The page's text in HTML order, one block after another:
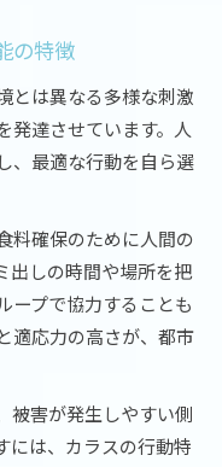
の特徴
とは異なる多様な刺激
発達させています。人
、最適な行動を自ら選
料確保のために人間の
出しの時間や場所を把
ープで協力することも
適応力の高さが、都市
被害が発生しやすい側
には、カラスの行動特